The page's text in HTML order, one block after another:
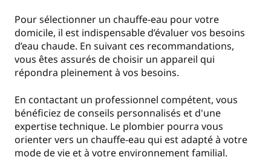
Pour sélectionner un chauffe-eau pour votre
domicile, il est indispensable d’évaluer vos besoins
d’eau chaude. En suivant ces recommandations,
vous êtes assurés de choisir un appareil qui
répondra pleinement à vos besoins.
En contactant un professionnel compétent, vous
bénéficiez de conseils personnalisés et d'une
expertise technique. Le plombier pourra vous
orienter vers un chauffe-eau qui est adapté à votre
mode de vie et à votre environnement familial.